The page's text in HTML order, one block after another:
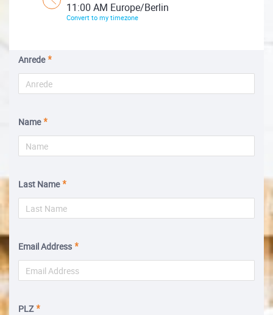
11:00 AM Europe/Berlin
Convert to my timezone
Anrede
Name
Last Name
Email Address
PLZ